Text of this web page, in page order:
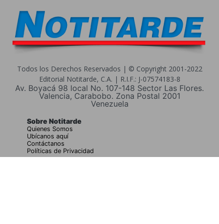
Todos los Derechos Reservados | © Copyright 2001-2022
Editorial Notitarde, C.A. | R.I.F.: J-07574183-8
Av. Boyacá 98 local No. 107-148 Sector Las Flores.
Valencia, Carabobo. Zona Postal 2001
Venezuela
Sobre Notitarde
Quienes Somos
Ubícanos aquí
Contáctanos
Políticas de Privacidad